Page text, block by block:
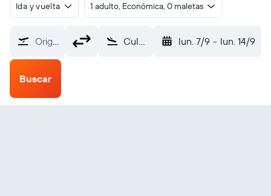
Ida y vuelta 1 adulto, Económica, 0 maletas
Origen Culebra (CPX) lun. 7/9 - lun. 14/9
Buscar